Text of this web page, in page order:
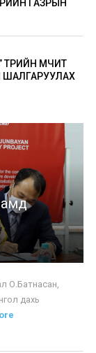
ГАЗРЫН
ӨМЧИТ
ШАЛГАРУУЛАХ
О.Батнасан,
дахь